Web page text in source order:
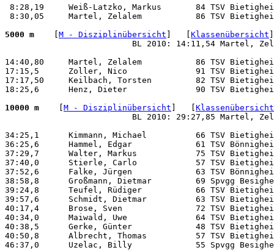
8:28,19     Weiß-Latzko, Markus       84 TSV
8:30,05     Martel, Zelalem           86 TSV
5000 m
M - Disziplinübersicht Klassenübersicht
BL 2010: 14:11,54 Martel,
14:40,80     Martel, Zelalem           86 TSV
17:15,5      Zoller, Nico              91 TSV
17:17,50     Keilbach, Torsten         82 TSV
18:25,6      Henz, Dieter              90 TSV
10000 m
M - Disziplinübersicht
Klassenübersicht
BL 2010: 29:27,85 Martel,
34:25,1      Kimmann, Michael          66 TSV
36:25,6      Hammel, Edgar             61 TSV
37:29,7      Walter, Markus            75 TSV
37:40,0      Stierle, Carlo            57 TSV
37:52,6      Falke, Jürgen             63 TSV
38:58,8      Großmann, Dietmar         69 Spvgg
39:24,8      Teufel, Rüdiger           66 TSV
39:57,6      Schmidt, Dietmar          63 TSV
40:17,4      Brose, Sven               72 TSV
40:34,0      Maiwald, Uwe              64 TSV
40:38,5      Gerke, Günter             48 TSV
40:50,8      Albrecht, Thomas          57 TSV
46:37,0      Uzelac, Billy             55 Spvgg